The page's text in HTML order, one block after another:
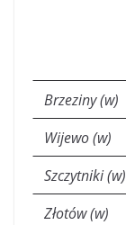
Brzeziny (w)
Wijewo (w)
Szczytniki (w)
Złotów (w)